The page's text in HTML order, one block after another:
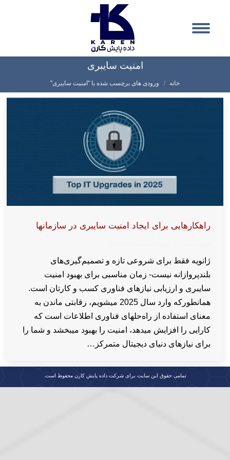
امنیت سایبری
شما اینجا هستید:
خانه ورودی های برچسب شده با "امنیت سایبری"
راهکارهایی برای ایجاد امنیت سایبری در سازمانها
ژانویه فقط برای شروعی تازه و تصمیم‌گیری‌های
بلندپروازانه نیست- زمان مناسبی برای بهبود امنیت
سایبری و ارزیابی نیازهای فناوری کسب و کارتان است.
همانطورکه وارد سال 2025 میشویم، رقابتی ماندن به
معنای استفاده از راه‌حلهای فناوری اطلاعات است که
کارایی را افزایش میدهد، امنیت را بهبود میبخشد و شما را
برای نیازهای دنیای دیجیتال متمرکز…
تمامی حقوق این سایت برای شرکت داده پایش کارن محفوظ است.